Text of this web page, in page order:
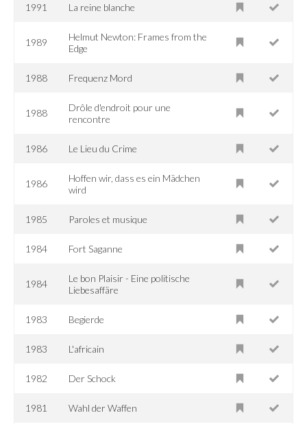
1991 La reine blanche
1989
Helmut Newton: Frames from the
Edge
1988 Frequenz Mord
1988
Drôle d'endroit pour une
rencontre
1986 Le Lieu du Crime
1986
Hoffen wir, dass es ein Mädchen
wird
1985 Paroles et musique
1984 Fort Saganne
1984
Le bon Plaisir - Eine politische
Liebesaffäre
1983 Begierde
1983 L'africain
1982 Der Schock
1981 Wahl der Waffen